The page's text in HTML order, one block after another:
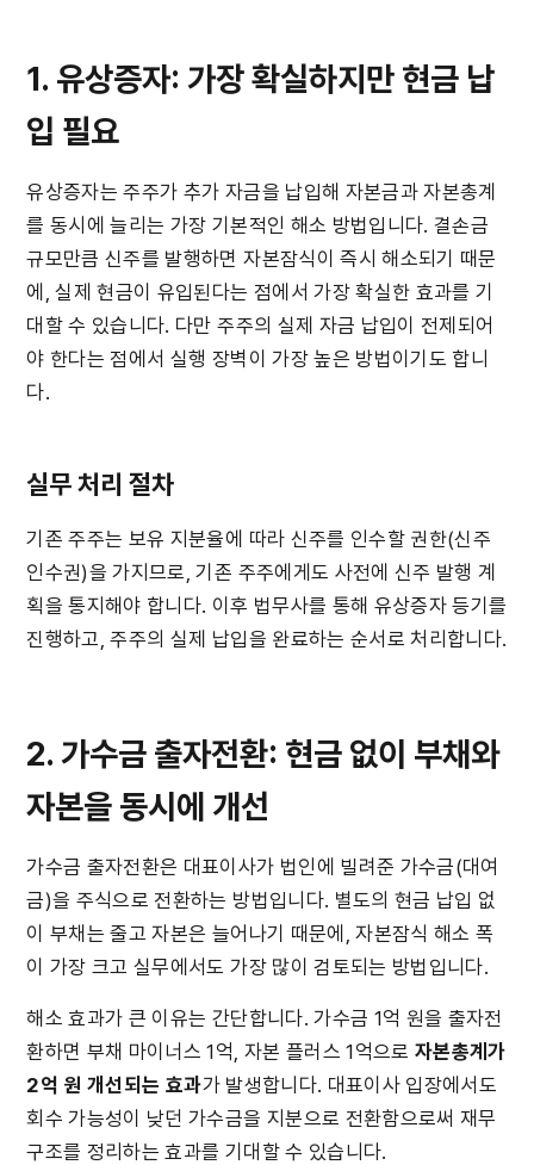
1. 유상증자: 가장 확실하지만 현금 납
입 필요
유상증자는 주주가 추가 자금을 납입해 자본금과 자본총계
를 동시에 늘리는 가장 기본적인 해소 방법입니다. 결손금
규모만큼 신주를 발행하면 자본잠식이 즉시 해소되기 때문
에, 실제 현금이 유입된다는 점에서 가장 확실한 효과를 기
대할 수 있습니다. 다만 주주의 실제 자금 납입이 전제되어
야 한다는 점에서 실행 장벽이 가장 높은 방법이기도 합니
다.
실무 처리 절차
기존 주주는 보유 지분율에 따라 신주를 인수할 권한(신주
인수권)을 가지므로, 기존 주주에게도 사전에 신주 발행 계
획을 통지해야 합니다. 이후 법무사를 통해 유상증자 등기를
진행하고, 주주의 실제 납입을 완료하는 순서로 처리합니다.
2. 가수금 출자전환: 현금 없이 부채와
자본을 동시에 개선
가수금 출자전환은 대표이사가 법인에 빌려준 가수금(대여
금)을 주식으로 전환하는 방법입니다. 별도의 현금 납입 없
이 부채는 줄고 자본은 늘어나기 때문에, 자본잠식 해소 폭
이 가장 크고 실무에서도 가장 많이 검토되는 방법입니다.
해소 효과가 큰 이유는 간단합니다. 가수금 1억 원을 출자전
환하면 부채 마이너스 1억, 자본 플러스 1억으로 자본총계가
2억 원 개선되는 효과가 발생합니다. 대표이사 입장에서도
회수 가능성이 낮던 가수금을 지분으로 전환함으로써 재무
구조를 정리하는 효과를 기대할 수 있습니다.